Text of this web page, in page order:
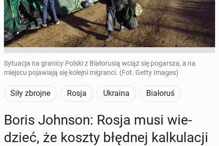
Sytuacja na granicy Polski z Białorusią wciąż się pogarsza, a na
miejscu pojawiają się kolejni migranci. (Fot. Getty Images)
Siły zbrojne Rosja Ukraina Białoruś
Boris Johnson: Rosja musi wie­
dzieć, że koszty błędnej kal­ku­la­cji